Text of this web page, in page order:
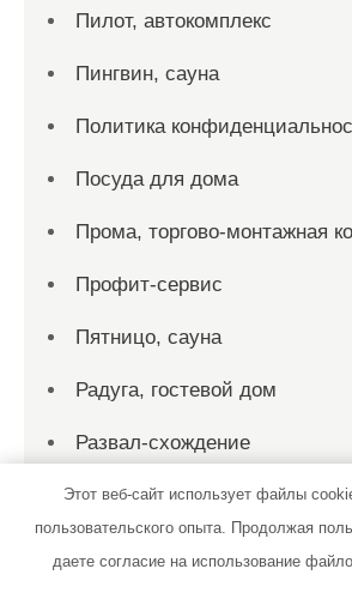
Пилот, автокомплекс
Пингвин, сауна
Политика
Посуда для дома
Прома, торгово-монтажная
Профит-сервис
Пятницо, сауна
Радуга, гостевой дом
Развал-схождение
Рамин авто
Этот веб-сайт использует файлы
пользовательского опыта. Продолжая
даете согласие на использование